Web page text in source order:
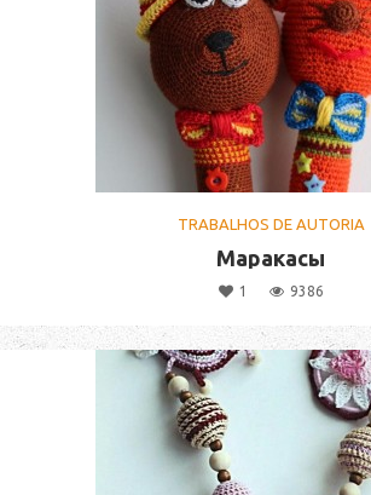
TRABALHOS DE AUTORIA
Маракасы
1 9386